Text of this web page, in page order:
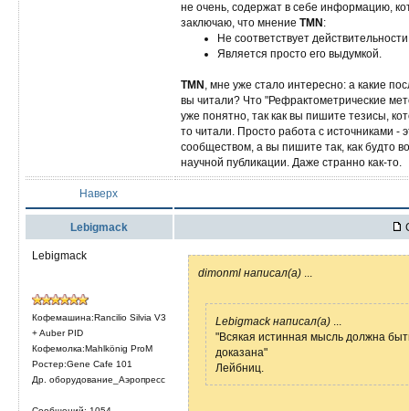
не очень, содержат в себе информацию,
заключаю, что мнение TMN:
Не соответствует
Является просто его выдумкой.
TMN , мне уже стало интересно: а какие
вы читали? Что "Рефрактометрические
уже понятно, так как вы пишите тезисы,
то читали. Просто работа с источниками -
сообществом, а вы пишите так, как будто
научной публикации. Даже странно как-то.
Наверх
Lebigmack
Lebigmack
Кофемашина:Rancilio Silvia V3
+ Auber PID
Кофемолка:Mahlkönig ProM
Ростер:Gene Cafe 101
Др. оборудование_Аэропресс
dimonml написал(а)
Lebigmack написал(а)
"Всякая истинная мысль должна
доказана"
Лейбниц.